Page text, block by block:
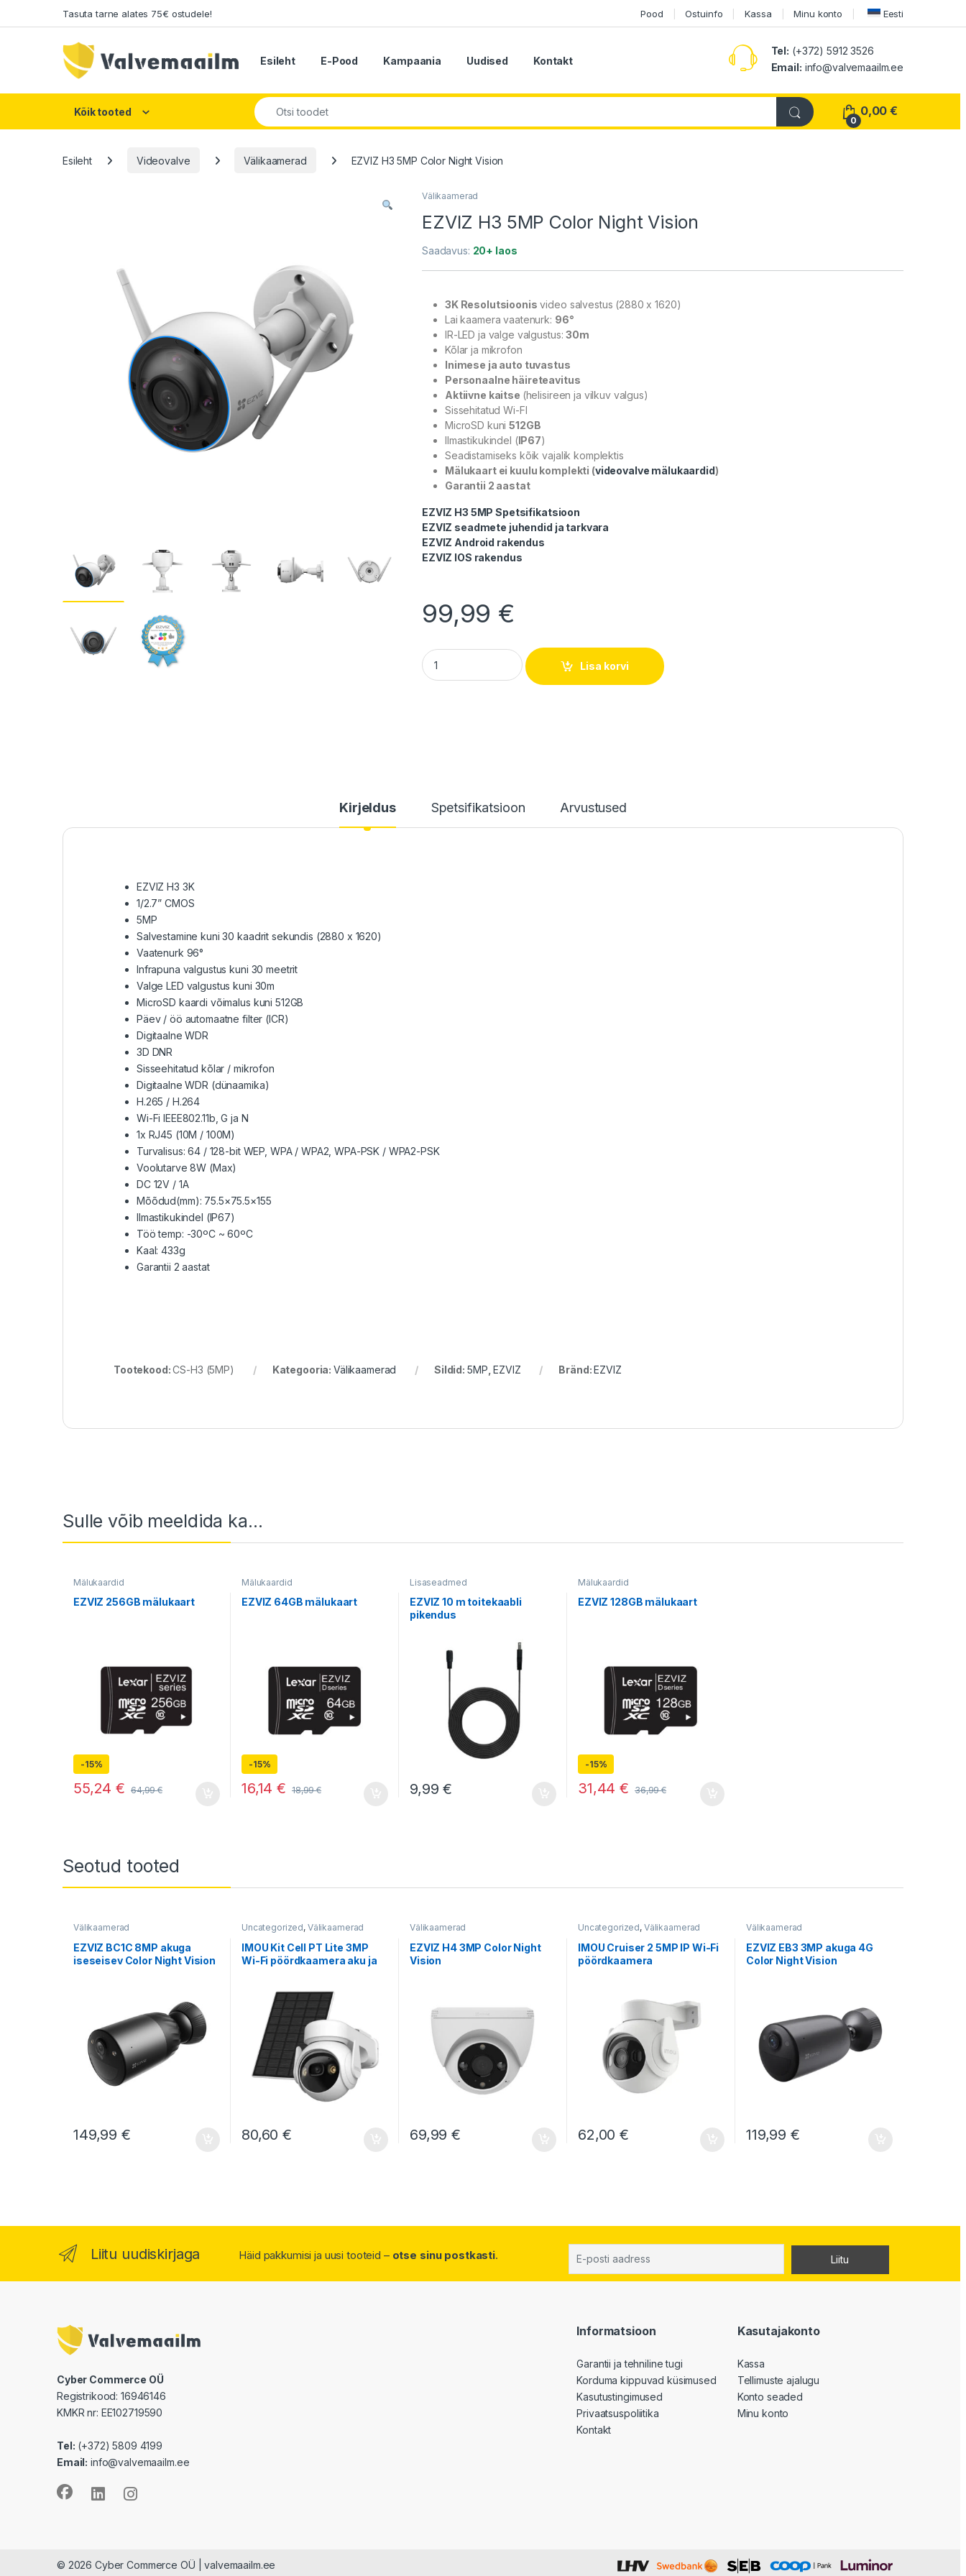
Tasuta tarne alates 75€ ostudele! Pood Ostuinfo Kassa Minu konto Eesti
Esileht E-Pood Kampaania Uudised Kontakt
Tel: (+372) 5912 3526
Email: info@valvemaailm.ee
Kõik tooted
Search for:
0
0,00€
Esileht Videovalve Välikaamerad EZVIZ H3 5MP Color Night Vision
Välikaamerad
EZVIZ H3 5MP Color Night Vision
Saadavus: 20+ laos
3K Resolutsioonis video salvestus (2880 x 1620)
Lai kaamera vaatenurk: 96°
IR-LED ja valge valgustus:30m
Kõlar ja mikrofon
Inimese ja auto tuvastus
Personaalne häireteavitus
Aktiivne kaitse (helisireen ja vilkuv valgus)
Sissehitatud Wi-FI
MicroSD kuni512GB
Ilmastikukindel (IP67)
Seadistamiseks kõik vajalik komplektis
Mälukaart ei kuulu komplekti (videovalve mälukaardid)
Garantii 2 aastat
EZVIZ H3 5MP Spetsifikatsioon
EZVIZ seadmete juhendid ja tarkvara
EZVIZ Android rakendus
EZVIZ IOS rakendus
99,99 €
EZVIZ H3 5MP Color Night Vision quantity
Lisa korvi
Kirjeldus Spetsifikatsioon Arvustused
EZVIZ H3 3K
1/2.7” CMOS
5MP
Salvestamine kuni 30 kaadrit sekundis (2880 x 1620)
Vaatenurk 96°
Infrapuna valgustus kuni 30 meetrit
Valge LED valgustus kuni 30m
MicroSD kaardi võimalus kuni 512GB
Päev / öö automaatne filter (ICR)
Digitaalne WDR
3D DNR
Sisseehitatud kõlar / mikrofon
Digitaalne WDR (dünaamika)
H.265 / H.264
Wi-Fi IEEE802.11b, G ja N
1x RJ45 (10M / 100M)
Turvalisus: 64 / 128-bit WEP, WPA / WPA2, WPA-PSK / WPA2-PSK
Voolutarve 8W (Max)
DC 12V / 1A
Mõõdud(mm): 75.5×75.5×155
Ilmastikukindel (IP67)
Töö temp: -30ºC ~ 60ºC
Kaal: 433g
Garantii 2 aastat
Tootekood:CS-H3 (5MP) Kategooria: Välikaamerad Sildid: 5MP ,EZVIZ Bränd:EZVIZ
Sulle võib meeldida ka…
Mälukaardid
EZVIZ 256GB mälukaart
-15%
55,24€ 64,99€
Mälukaardid
EZVIZ 64GB mälukaart
-15%
16,14€ 18,99€
Lisaseadmed
EZVIZ 10 m toitekaabli
pikendus
9,99€
Mälukaardid
EZVIZ 128GB mälukaart
-15%
31,44€ 36,99€
Seotud tooted
Välikaamerad
EZVIZ BC1C 8MP akuga
iseseisev Color Night Vision
149,99€
Uncategorized, Välikaamerad
IMOU Kit Cell PT Lite 3MP
Wi-Fi pöördkaamera aku ja
80,60€
Välikaamerad
EZVIZ H4 3MP Color Night
Vision
69,99€
Uncategorized, Välikaamerad
IMOU Cruiser 2 5MP IP Wi-Fi
pöördkaamera
62,00€
Välikaamerad
EZVIZ EB3 3MP akuga 4G
Color Night Vision
119,99€
Liitu uudiskirjaga Häid pakkumisi ja uusi tooteid – otse sinu postkasti.
Cyber Commerce OÜ
Registrikood: 16946146
KMKR nr: EE102719590
Tel: (+372) 5809 4199
Email: info@valvemaailm.ee
Informatsioon
Garantii ja tehniline tugi
Korduma kippuvad küsimused
Kasutustingimused
Privaatsuspoliitika
Kontakt
Kasutajakonto
Kassa
Tellimuste ajalugu
Konto seaded
Minu konto
© 2026 Cyber Commerce OÜ | valvemaailm.ee